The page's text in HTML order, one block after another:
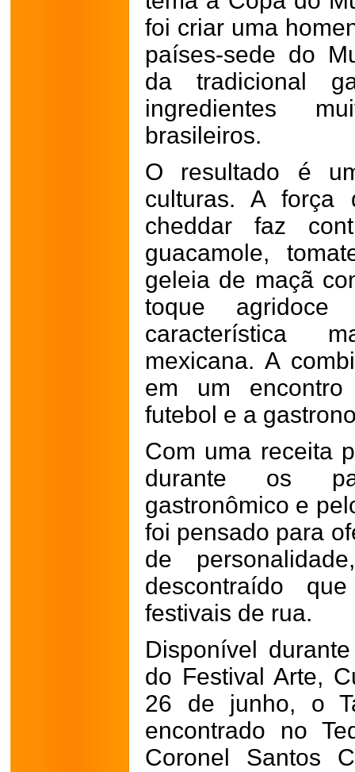
foi criar uma
países-sede do
da tradicional
ingredientes
brasileiros.
O resultado é
culturas. A
cheddar faz
guacamole,
geleia de maçã
toque agridoce
característica
mexicana. A
em um
futebol e a
Com uma receita
durante os
gastronômico e
foi pensado para
de
descontraído
festivais de rua.
Disponível
do Festival Arte,
26 de junho, o
encontrado no
Coronel Santos